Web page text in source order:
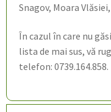
Snagov, Moara
În cazul în care nu
lista de mai sus, vă
telefon: 0739.164.858.